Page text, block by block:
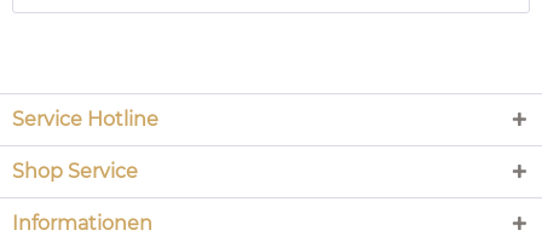
Service Hotline
Shop Service
Informationen